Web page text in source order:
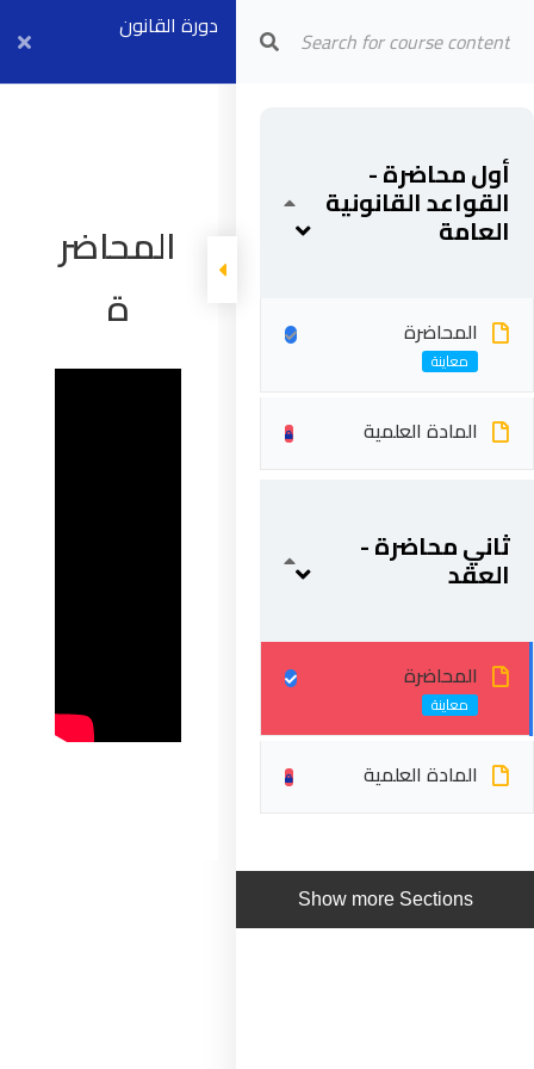
Arab Center for Arbitration
دورة القانون
والعقود – مستوى
أول محاضرة -
القواعد القانونية
العامة
المحاضرة
المادة العلمية
ثاني محاضرة -
العقد
المحاضرة
المادة العلمية
Show more Sections
المحاضر
ة
5 شارع 278 – المعادي الجديدة – القاهرة – جمهورية مصر